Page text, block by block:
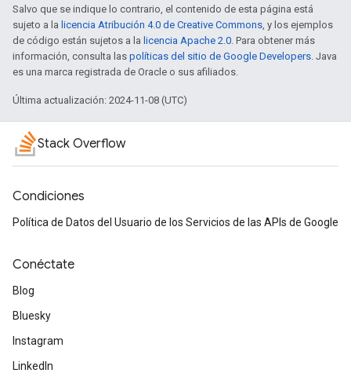
Salvo que se indique lo contrario, el contenido de esta página está
sujeto a la licencia Atribución 4.0 de Creative Commons, y los ejemplos
de código están sujetos a la licencia Apache 2.0. Para obtener más
información, consulta las políticas del sitio de Google Developers. Java
es una marca registrada de Oracle o sus afiliados.
Última actualización: 2024-11-08 (UTC)
Stack Overflow
Condiciones
Política de Datos del Usuario de los Servicios de las APIs de Google
Conéctate
Blog
Bluesky
Instagram
LinkedIn